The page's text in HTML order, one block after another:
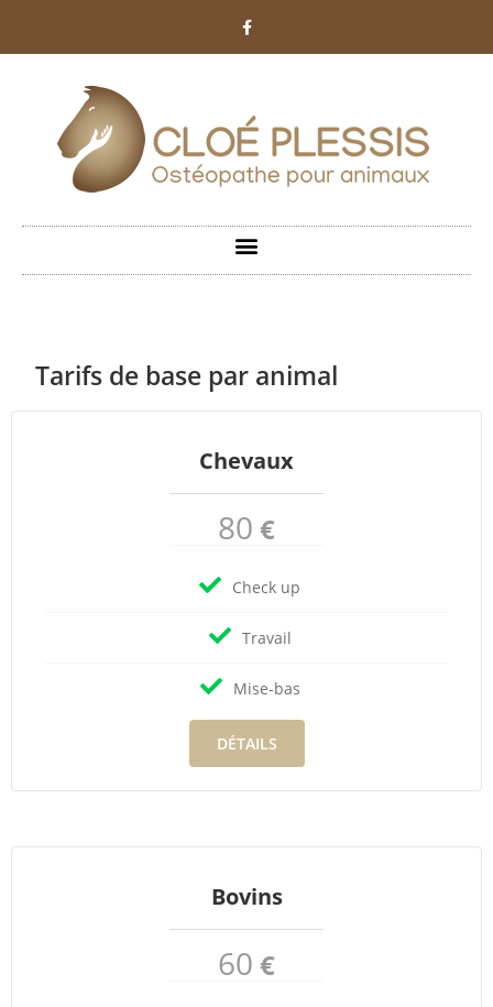
Tarifs de base par animal
Chevaux
80 €
Check up
Travail
Mise-bas
DÉTAILS
Bovins
60 €